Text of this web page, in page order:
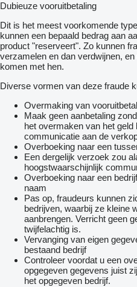
Dubieuze vooruitbetaling
Dit is het meest voorkomende
kunnen een bepaald bedrag aan
product "reserveert". Zo kunnen
verzamelen en dan verdwijnen,
komen met hen.
Diverse vormen van deze fraude
Overmaking van
Maak geen aanbetaling
het overmaken van het
communicatie aan de
Overboeking naar een
Een dergelijk verzoek zou
hoogstwaarschijnlijk
Overboeking naar een
naam
Pas op, fraudeurs kunnen
bedrijven, waarbij ze kleine
aanbrengen. Verricht geen
twijfelachtig is.
Vervanging van eigen
bestaand bedrijf
Controleer voordat u een
opgegeven gegevens juist
het opgegeven bedrijf.